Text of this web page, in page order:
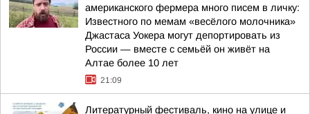
американского фермера много писем в личку:
Известного по мемам «весёлого молочника»
Джастаса Уокера могут депортировать из
России — вместе с семьёй он живёт на
Алтае более 10 лет
21:09
Литературный фестиваль, кино на улице и